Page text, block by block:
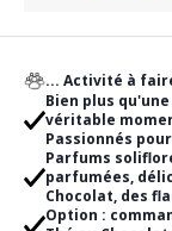
... Activité à
Bien plus
véritable
Passionnés
Parfums
parfumées,
Chocolat, des
Option :